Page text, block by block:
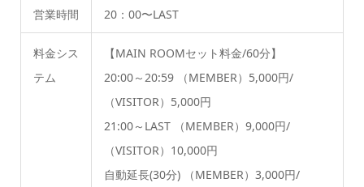
営業時間 20：00〜LAST
料金シス
テム
【MAIN ROOMセット料金/60分】
20:00～20:59 （MEMBER）5,000円/
（VISITOR）5,000円
21:00～LAST （MEMBER）9,000円/
（VISITOR）10,000円
自動延長(30分) （MEMBER）3,000円/